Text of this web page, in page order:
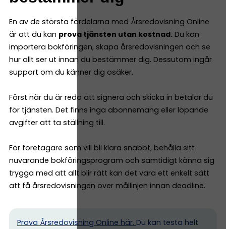
En av de största fördelarna med Årsredovisning Online
är att du kan prova tjänsten utan kostnad. Du kan
importera bokföringen, skapa årsredovisningen och se
hur allt ser ut innan du bestämmer dig. Dessutom ingår
support om du känner dig osäker.
Först när du är redo att signera och skicka in betalar du
för tjänsten. Det finns inga abonnemang eller löpande
avgifter att ta ställning till.
För företagare som vill bli klara snabbt, behålla sitt
nuvarande bokföringsprogram och samtidigt känna sig
trygga med att allt blir rätt kan det vara ett enkelt sätt
att få årsredovisningen över mållinjen innan deadline.
Prova Årsredovisning Online här. Du kan testa helt